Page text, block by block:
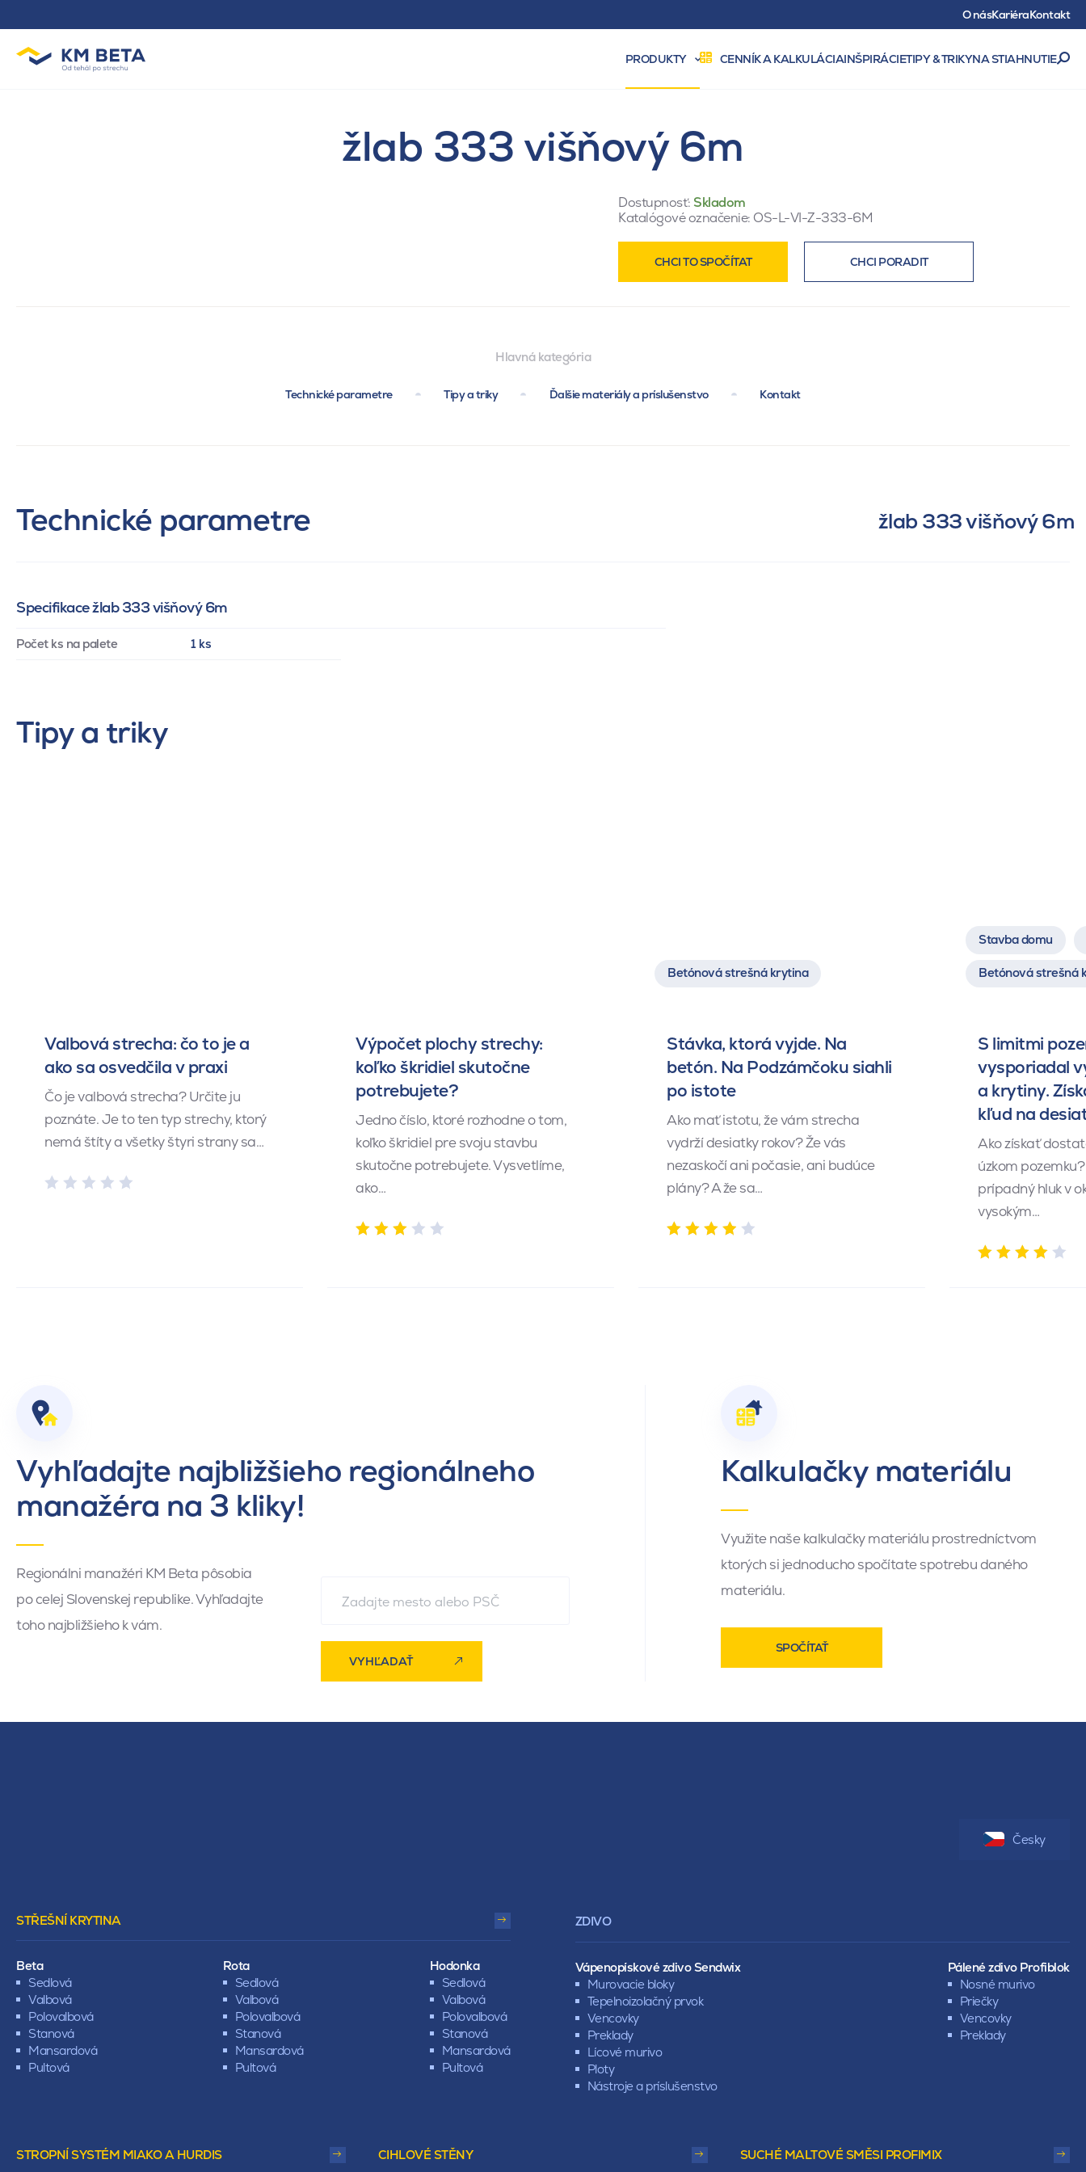
O násKariéraKontakt
PRODUKTY CENNÍK A KALKULÁCIAINŠPIRÁCIETIPY & TRIKYNA STIAHNUTIE
žlab 333 višňový 6m
Dostupnosť: Skladom
Katalógové označenie: OS-L-VI-Z-333-6M
CHCI TO SPOČÍTAT CHCI PORADIT
Hlavná kategória
Technické parametre Tipy a triky Ďalšie materiály a príslušenstvo Kontakt
Technické parametre žlab 333 višňový 6m
Specifikace žlab 333 višňový 6m
Počet ks na palete 1 ks
Tipy a triky
Valbová strecha: čo to je a
ako sa osvedčila v praxi
Čo je valbová strecha? Určite ju
poznáte. Je to ten typ strechy, ktorý
nemá štíty a všetky štyri strany sa…
Výpočet plochy strechy:
koľko škridiel skutočne
potrebujete?
Jedno číslo, ktoré rozhodne o tom,
koľko škridiel pre svoju stavbu
skutočne potrebujete. Vysvetlíme,
ako…
Betónová strešná krytina
Stávka, ktorá vyjde. Na
betón. Na Podzámčoku siahli
po istote
Ako mať istotu, že vám strecha
vydrží desiatky rokov? Že vás
nezaskočí ani počasie, ani budúce
plány? A že sa…
Stavba domu
Betónová strešná
S limitmi
vysporiadal
a krytiny.
kľud na
Ako získať
úzkom
prípadný hluk v
vysokým…
Vyhľadajte najbližšieho regionálneho
manažéra na 3 kliky!
Regionálni manažéri KM Beta pôsobia
po celej Slovenskej republike. Vyhľadajte
toho najbližšieho k vám.
VYHĽADAŤ
Kalkulačky materiálu
Využite naše kalkulačky materiálu prostredníctvom
ktorých si jednoducho spočítate spotrebu daného
materiálu.
SPOČÍTAŤ
STŘEŠNÍ KRYTINA
Beta
Sedlová
Valbová
Polovalbová
Stanová
Mansardová
Pultová
Rota
Sedlová
Valbová
Polovalbová
Stanová
Mansardová
Pultová
Hodonka
Sedlová
Valbová
Polovalbová
Stanová
Mansardová
Pultová
ZDIVO
Vápenopískové zdivo Sendwix
Murovacie bloky
Tepelnoizolačný prvok
Vencovky
Preklady
Lícové murivo
Ploty
Nástroje a príslušenstvo
Pálené zdivo Profiblok
Nosné murivo
Priečky
Vencovky
Preklady
STROPNÍ SYSTÉM MIAKO A HURDIS CIHLOVÉ STĚNY SUCHÉ MALTOVÉ SMĚSI PROFIMIX
Česky